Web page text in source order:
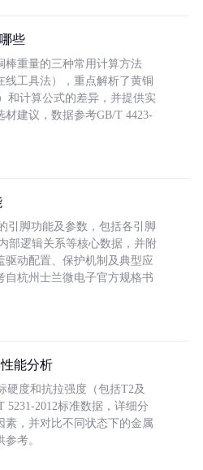
些
棒重量的三种常用计算方法
线工具法），重点解析了黄铜
和计算公式的差异，并提供实
建议，数据参考GB/T 4423-
引脚功能及参数，包括各引脚
部逻辑关系等核心数据，并附
驱动配置、保护机制及典型应
自杭州士兰微电子官方规格书
能分析
硬度和抗拉强度（包括T2及
5231-2012标准数据，详细分
素，并对比不同状态下的金属
考。